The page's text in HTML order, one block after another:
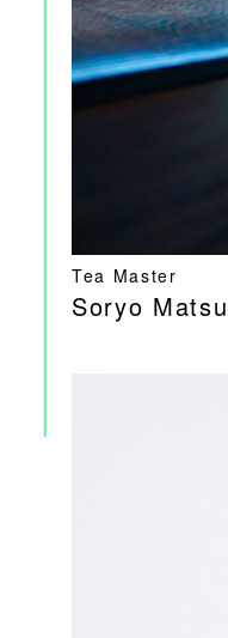
Tea Master
Soryo